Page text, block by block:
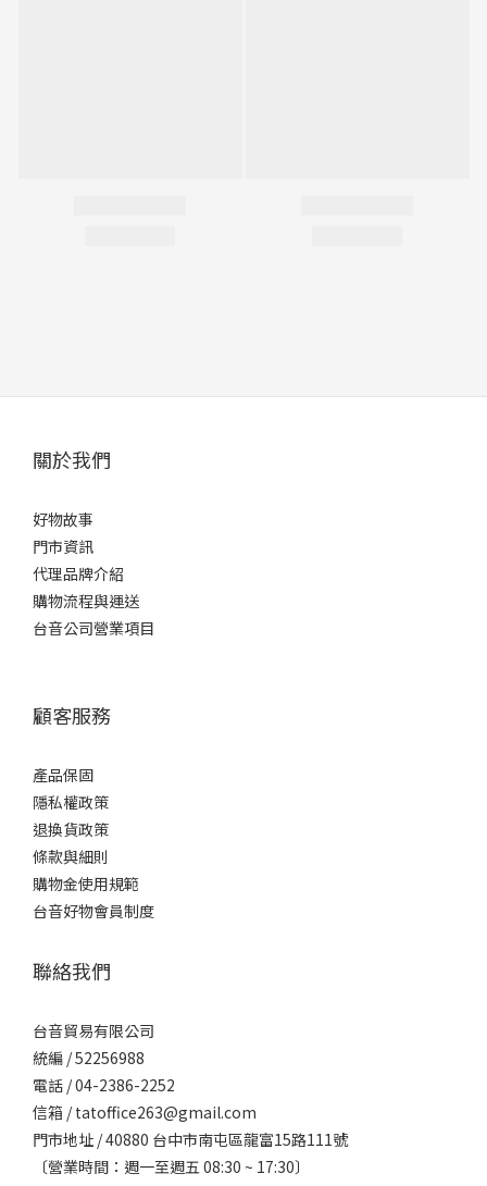
關於我們
好物故事
門市資訊
代理品牌介紹
購物流程與運送
台音公司營業項目
顧客服務
產品保固
隱私權政策
退換貨政策
條款與細則
購物金使用規範
台音好物會員制度
聯絡我們
台音貿易有限公司
統編 / 52256988
電話 / 04-2386-2252
信箱 / tatoffice263@gmail.com
門市地址 / 40880 台中市南屯區龍富15路111號
〔營業時間：週一至週五 08:30 ~ 17:30〕